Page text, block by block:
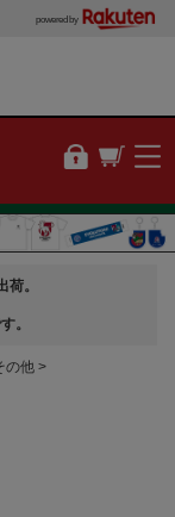
powered by
。
。
の他